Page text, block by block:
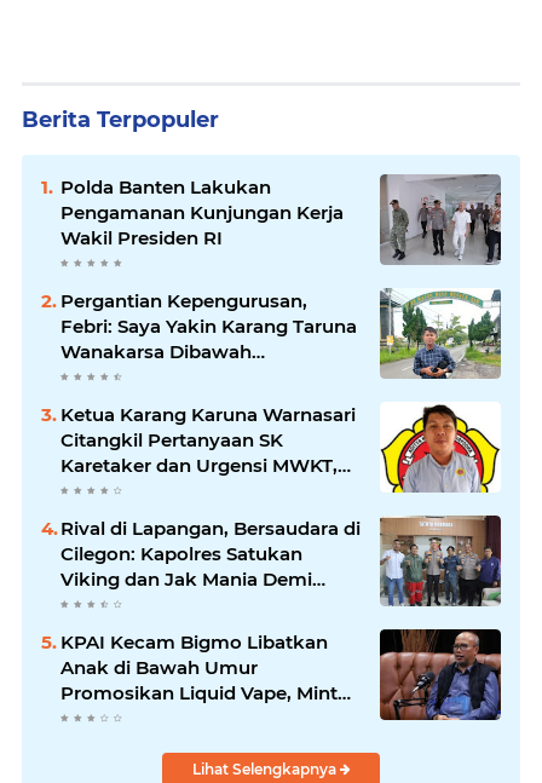
Berita Terpopuler
Polda Banten Lakukan
Pengamanan Kunjungan Kerja
Wakil Presiden RI
Pergantian Kepengurusan,
Febri: Saya Yakin Karang Taruna
Wanakarsa Dibawah
Kepemimpinan Bung Entus
Ketua Karang Karuna Warnasari
Citangkil Pertanyaan SK
Karetaker dan Urgensi MWKT,
Saat Suasana Berduka
Rival di Lapangan, Bersaudara di
Cilegon: Kapolres Satukan
Viking dan Jak Mania Demi
Nobar Damai Piala Presiden
KPAI Kecam Bigmo Libatkan
Anak di Bawah Umur
Promosikan Liquid Vape, Minta
Aparat Bertindak Tegas
Lihat Selengkapnya